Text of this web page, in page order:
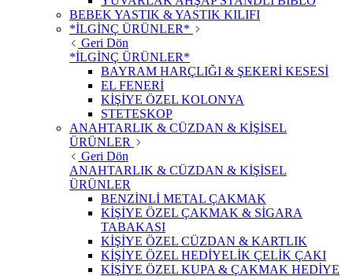
BEBEK YASTIK & YASTIK KILIFI
*İLGİNÇ ÜRÜNLER*
Geri Dön
*İLGİNÇ ÜRÜNLER*
BAYRAM HARÇLIĞI & ŞEKERİ KESESİ
EL FENERİ
KİŞİYE ÖZEL KOLONYA
STETESKOP
ANAHTARLIK & CÜZDAN & KİŞİSEL
ÜRÜNLER
Geri Dön
ANAHTARLIK & CÜZDAN & KİŞİSEL
ÜRÜNLER
BENZİNLİ METAL ÇAKMAK
KİŞİYE ÖZEL ÇAKMAK & SİGARA
TABAKASI
KİŞİYE ÖZEL CÜZDAN & KARTLIK
KİŞİYE ÖZEL HEDİYELİK ÇELİK ÇAKI
KİŞİYE ÖZEL KUPA & ÇAKMAK HEDİYE